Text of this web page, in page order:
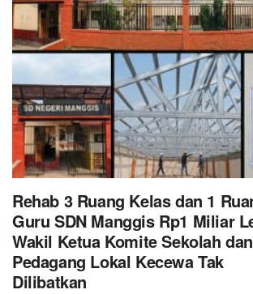
Rehab 3 Ruang Kelas dan 1
Guru SDN Manggis Rp1 Miliar
Wakil Ketua Komite Sekolah dan
Pedagang Lokal Kecewa Tak
Dilibatkan